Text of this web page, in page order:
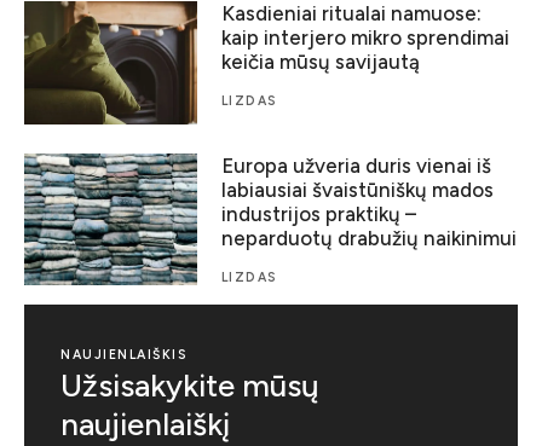
Kasdieniai ritualai namuose:
kaip interjero mikro sprendimai
keičia mūsų savijautą
LIZDAS
Europa užveria duris vienai iš
labiausiai švaistūniškų mados
industrijos praktikų –
neparduotų drabužių naikinimui
LIZDAS
NAUJIENLAIŠKIS
Užsisakykite mūsų
naujienlaiškį